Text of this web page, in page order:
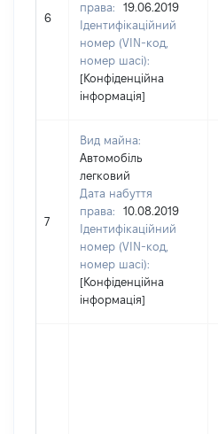
6
права:
19.06.2019
Ідентифікаційний
номер (VIN-код,
номер шасі):
[Конфіденційна
інформація]
7
Вид майна:
Автомобіль
легковий
Дата набуття
права:
10.08.2019
Ідентифікаційний
номер (VIN-код,
номер шасі):
[Конфіденційна
інформація]